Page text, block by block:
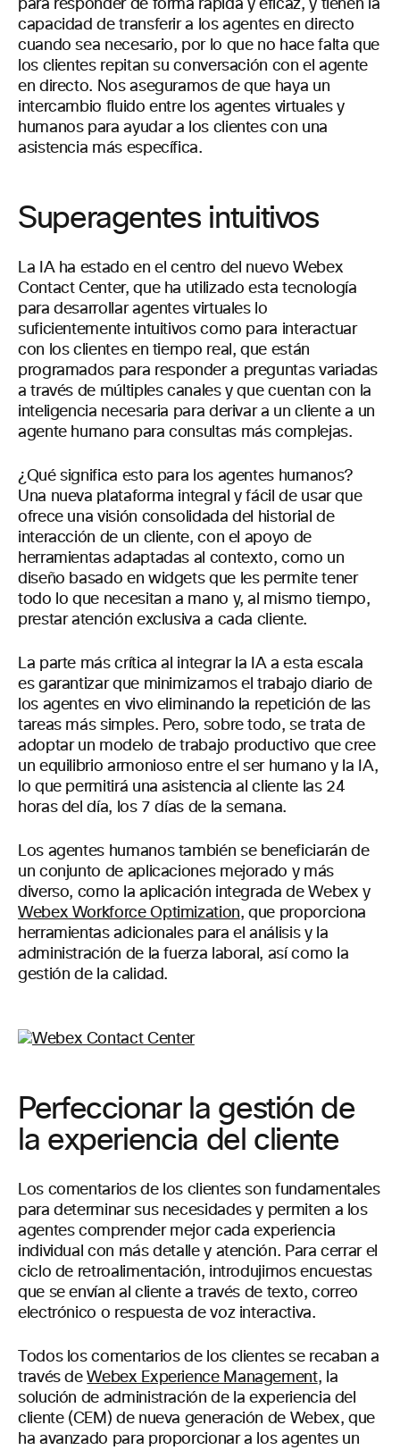
para responder de forma rápida y eficaz, y tienen la
capacidad de transferir a los agentes en directo
cuando sea necesario, por lo que no hace falta que
los clientes repitan su conversación con el agente
en directo. Nos aseguramos de que haya un
intercambio fluido entre los agentes virtuales y
humanos para ayudar a los clientes con una
asistencia más específica.
Superagentes intuitivos
La IA ha estado en el centro del nuevo Webex
Contact Center, que ha utilizado esta tecnología
para desarrollar agentes virtuales lo
suficientemente intuitivos como para interactuar
con los clientes en tiempo real, que están
programados para responder a preguntas variadas
a través de múltiples canales y que cuentan con la
inteligencia necesaria para derivar a un cliente a un
agente humano para consultas más complejas.
¿Qué significa esto para los agentes humanos?
Una nueva plataforma integral y fácil de usar que
ofrece una visión consolidada del historial de
interacción de un cliente, con el apoyo de
herramientas adaptadas al contexto, como un
diseño basado en widgets que les permite tener
todo lo que necesitan a mano y, al mismo tiempo,
prestar atención exclusiva a cada cliente.
La parte más crítica al integrar la IA a esta escala
es garantizar que minimizamos el trabajo diario de
los agentes en vivo eliminando la repetición de las
tareas más simples. Pero, sobre todo, se trata de
adoptar un modelo de trabajo productivo que cree
un equilibrio armonioso entre el ser humano y la IA,
lo que permitirá una asistencia al cliente las 24
horas del día, los 7 días de la semana.
Los agentes humanos también se beneficiarán de
un conjunto de aplicaciones mejorado y más
diverso, como la aplicación integrada de Webex y
Webex Workforce Optimization, que proporciona
herramientas adicionales para el análisis y la
administración de la fuerza laboral, así como la
gestión de la calidad.
Perfeccionar la gestión de
la experiencia del cliente
Los comentarios de los clientes son fundamentales
para determinar sus necesidades y permiten a los
agentes comprender mejor cada experiencia
individual con más detalle y atención. Para cerrar el
ciclo de retroalimentación, introdujimos encuestas
que se envían al cliente a través de texto, correo
electrónico o respuesta de voz interactiva.
Todos los comentarios de los clientes se recaban a
través deWebex Experience Management, la
solución de administración de la experiencia del
cliente (CEM) de nueva generación de Webex, que
ha avanzado para proporcionar a los agentes un